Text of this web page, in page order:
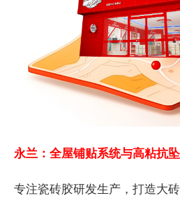
永兰：全屋铺贴系统与高粘抗
专注瓷砖胶研发生产，打造大